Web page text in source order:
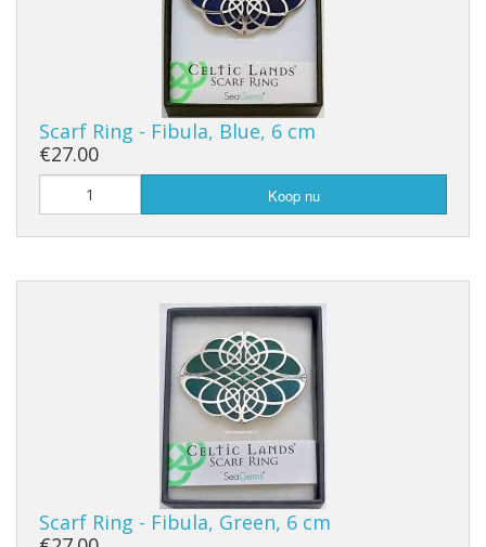
Scarf Ring - Fibula, Blue, 6 cm
€27.00
Koop nu
Scarf Ring - Fibula, Green, 6 cm